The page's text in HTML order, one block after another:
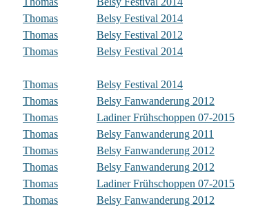
Thomas Belsy Festival 2014
Thomas Belsy Festival 2012
Thomas Belsy Festival 2014
Thomas Belsy Festival 2014
Thomas Belsy Fanwanderung 2012
Thomas Ladiner Frühschoppen 07-2015
Thomas Belsy Fanwanderung 2011
Thomas Belsy Fanwanderung 2012
Thomas Belsy Fanwanderung 2012
Thomas Ladiner Frühschoppen 07-2015
Thomas Belsy Fanwanderung 2012